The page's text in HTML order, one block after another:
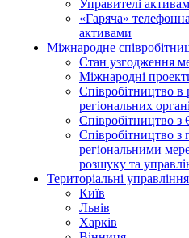
Управителі
«Гаряча»
активами
Міжнародне
Стан узгодження
Міжнародні
Співробітництво
регіональних
Співробітництво з
Співробітництво з
регіональними
розшуку та
Територіальні управління
Київ
Львів
Харків